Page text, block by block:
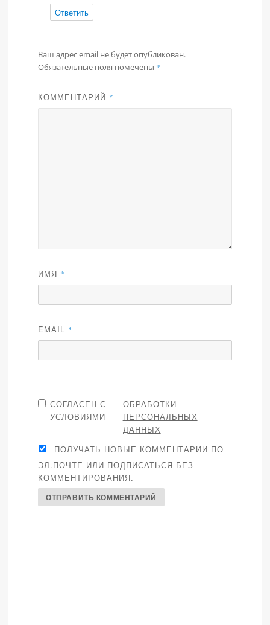
Ответить
Ваш адрес email не будет опубликован.
Обязательные поля помечены *
КОММЕНТАРИЙ *
ИМЯ *
EMAIL *
СОГЛАСЕН С
УСЛОВИЯМИ
ОБРАБОТКИ
ПЕРСОНАЛЬНЫХ
ДАННЫХ
ПОЛУЧАТЬ НОВЫЕ КОММЕНТАРИИ ПО
ЭЛ.ПОЧТЕ ИЛИ ПОДПИСАТЬСЯ БЕЗ
КОММЕНТИРОВАНИЯ.